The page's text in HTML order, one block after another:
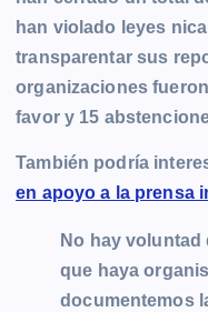
han violado leyes
transparentar sus
organizaciones
favor y 15
También podría
en apoyo a la prensa
No hay voluntad
que haya
documentemos